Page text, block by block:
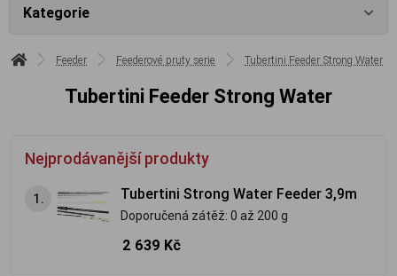
Kategorie
Feeder Feederové pruty serie Tubertini Feeder Strong Water
Tubertini Feeder Strong Water
Nejprodávanější produkty
1. Tubertini Strong Water Feeder 3,9m
Doporučená zátěž: 0 až 200 g
2 639 Kč